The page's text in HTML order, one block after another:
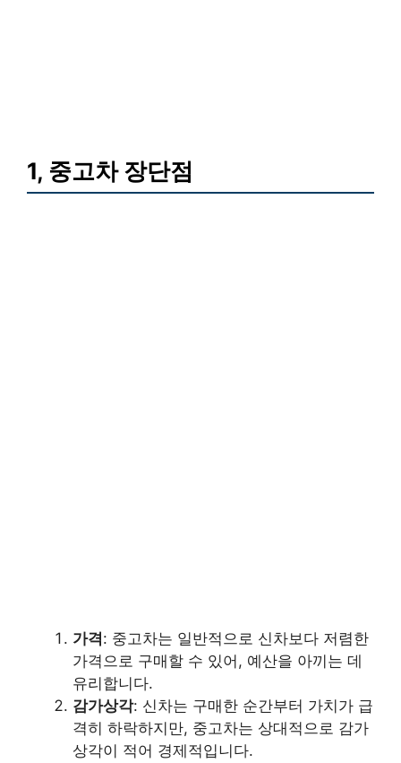
1, 중고차 장단점
가격: 중고차는 일반적으로 신차보다 저렴한
가격으로 구매할 수 있어, 예산을 아끼는 데
유리합니다.
감가상각: 신차는 구매한 순간부터 가치가 급
격히 하락하지만, 중고차는 상대적으로 감가
상각이 적어 경제적입니다.